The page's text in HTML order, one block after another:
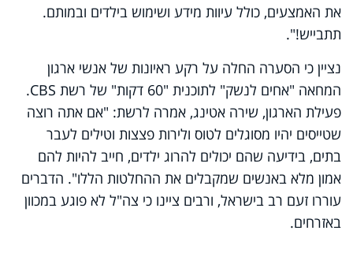
את האמצעים, כולל עיוות מידע ושימוש בילדים ובמותם.
תתבייש!".
נציין כי הסערה החלה על רקע ראיונות של אנשי ארגון
המחאה "אחים לנשק" לתוכנית "60 דקות" של רשת
CBS
.
פעילת הארגון, שירה אטינג, אמרה לרשת: "אם אתה רוצה
שטייסים יהיו מסוגלים לטוס ולירות פצצות וטילים לעבר
בתים, בידיעה שהם יכולים להרוג ילדים, חייב להיות להם
אמון מלא באנשים שמקבלים את ההחלטות הללו". הדברים
עוררו זעם רב בישראל, ורבים ציינו כי צה"ל לא פוגע במכוון
באזרחים.